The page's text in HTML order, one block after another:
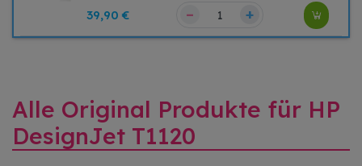
39,90 € – +
Alle Original Produkte für HP
DesignJet T1120